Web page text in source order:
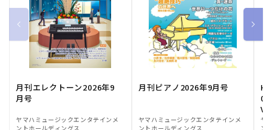
月刊エレクトーン2026年9
月号
販
ヤマハミュージックエンタテインメ
ントホールディングス
月刊ピアノ2026年9月号
販
ヤマハミュージックエンタテインメ
ントホールディングス
販ヤ
ン